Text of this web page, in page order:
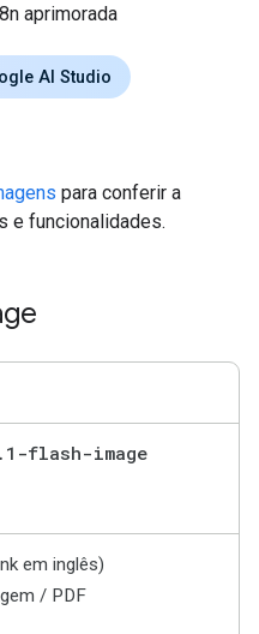
aprimorada
AI Studio
para conferir a
e funcionalidades.
. 1-flash-image
em inglês)
/ PDF